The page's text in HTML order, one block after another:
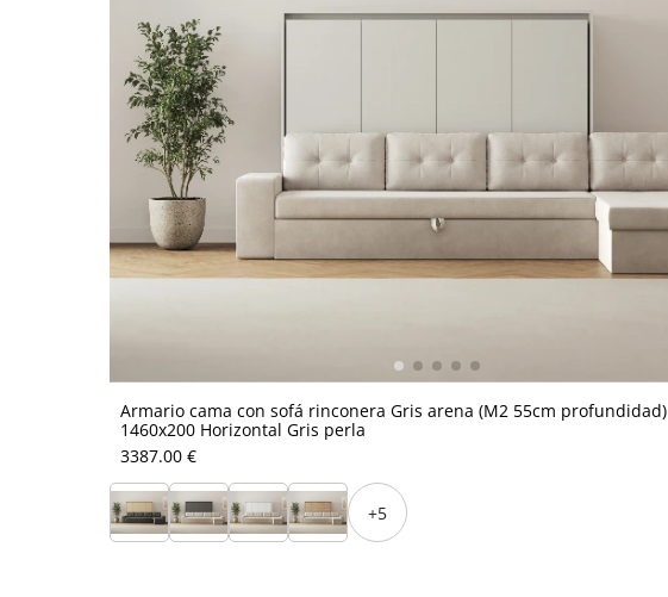
Armario cama con sofá rinconera Gris arena (M2 55cm profundidad)
1460x200 Horizontal Gris perla
3387.00 €
+5